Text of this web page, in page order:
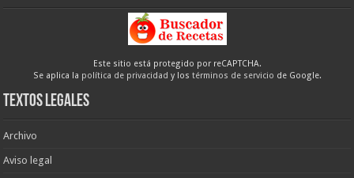
Este sitio está protegido por reCAPTCHA.
Se aplica la política de privacidad y los términos de servicio de Google.
Textos legales
Archivo
Aviso legal